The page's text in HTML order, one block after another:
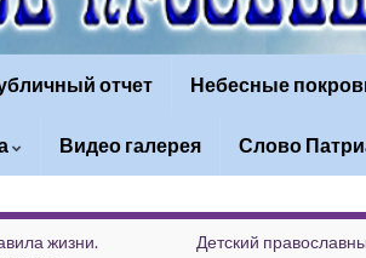
отчет Небесные
Видео галерея Слово
жизни.
Детский